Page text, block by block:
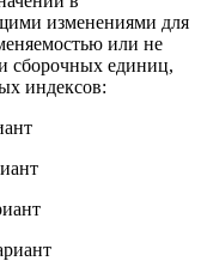
изменениями для
или не
сборочных единиц,
индексов: